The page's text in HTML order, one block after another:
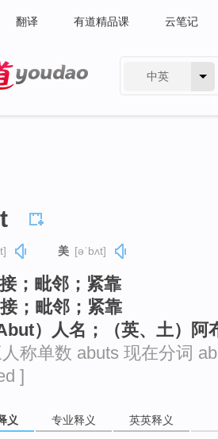
翻译 有道精品课 云笔记
中英
美 [əˈbʌt]
；毗邻；紧靠
；毗邻；紧靠
）人名；（英、土）阿
称单数 abuts 现在分词
]
义 专业释义 英英释义